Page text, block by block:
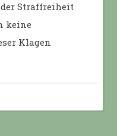
Straffreiheit
keine
Klagen